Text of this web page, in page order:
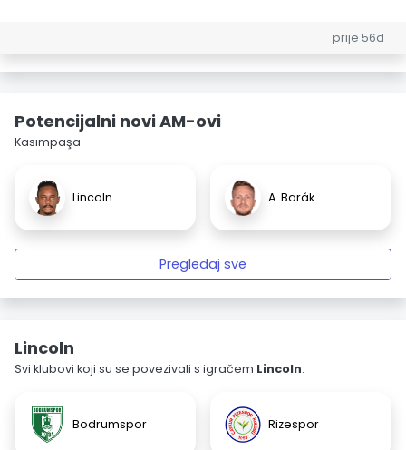
prije 56d
Potencijalni novi AM-ovi
Kasımpaşa
Lincoln A. Barák
Pregledaj sve
Lincoln
Svi klubovi koji su se povezivali s igračem Lincoln.
Bodrumspor Rizespor